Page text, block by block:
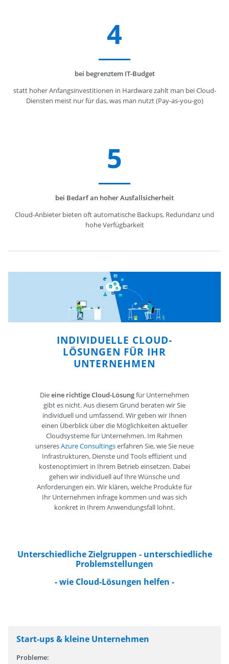
4
bei begrenztem IT-Budget
statt hoher Anfangsinvestitionen in Hardware zahlt man bei Cloud-
Diensten meist nur für das, was man nutzt (Pay-as-you-go)
5
bei Bedarf an hoher Ausfallsicherheit
Cloud-Anbieter bieten oft automatische Backups, Redundanz und
hohe Verfügbarkeit
INDIVIDUELLE CLOUD-
LÖSUNGEN FÜR IHR
UNTERNEHMEN
Dieeine richtige Cloud-Lösungfür Unternehmen
gibt es nicht. Aus diesem Grund beraten wir Sie
individuell und umfassend. Wir geben wir Ihnen
einen Überblick über die Möglichkeiten aktueller
Cloudsysteme für Unternehmen. Im Rahmen
unseresAzure Consultingserfahren Sie, wie Sie neue
Infrastrukturen, Dienste und Tools effizient und
kostenoptimiert in Ihrem Betrieb einsetzen. Dabei
gehen wir individuell auf Ihre Wünsche und
Anforderungen ein. Wir klären, welche Produkte für
Ihr Unternehmen infrage kommen und was sich
konkret in Ihrem Anwendungsfall lohnt.
Unterschiedliche Zielgruppen - unterschiedliche
Problemstellungen
- wie Cloud-Lösungen helfen -
Start-ups & kleine Unternehmen
Probleme: